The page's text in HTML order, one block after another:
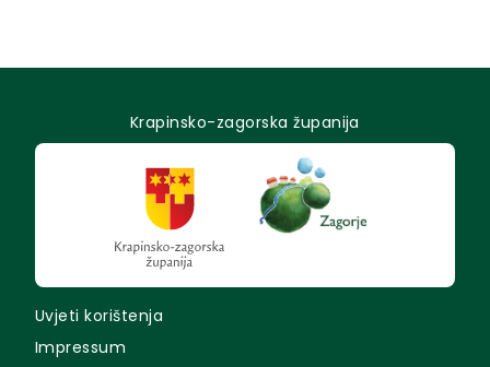
Krapinsko-zagorska županija
Uvjeti korištenja
Impressum